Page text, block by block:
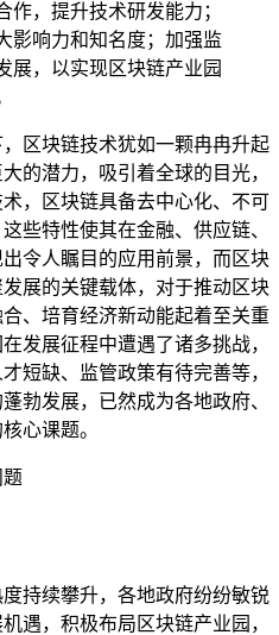
作，提升技术研发能力；
影响力和知名度；加强监
展，以实现区块链产业园
区块链技术犹如一颗冉冉升起
的潜力，吸引着全球的目光，
，区块链具备去中心化、不可
些特性使其在金融、供应链、
令人瞩目的应用前景，而区块
展的关键载体，对于推动区块
、培育经济新动能起着至关重
发展征程中遭遇了诸多挑战，
短缺、监管政策有待完善等，
勃发展，已然成为各地政府、
心课题。
持续攀升，各地政府纷纷敏锐
遇，积极布局区块链产业园，